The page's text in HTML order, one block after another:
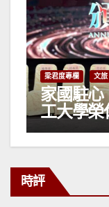
梁君度專欄 文旅
家國駐
工大學榮
時評